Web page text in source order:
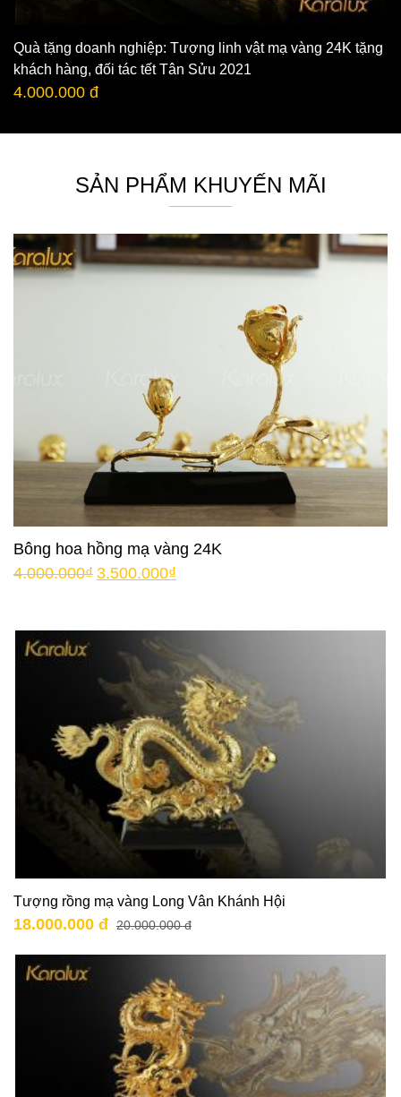
Quà tặng doanh nghiệp: Tượng linh vật mạ vàng 24K tặng
khách hàng, đối tác tết Tân Sửu 2021
4.000.000 đ
SẢN PHẨM KHUYẾN MÃI
Bông hoa hồng mạ vàng 24K
4.000.000₫ 3.500.000₫
Tượng rồng mạ vàng Long Vân Khánh Hội
18.000.000 đ 20.000.000 đ